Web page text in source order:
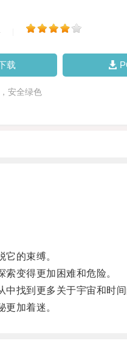
载
安全绿色
的束缚。
变得更加困难和危险。
找到更多关于宇宙和时间
加着迷。